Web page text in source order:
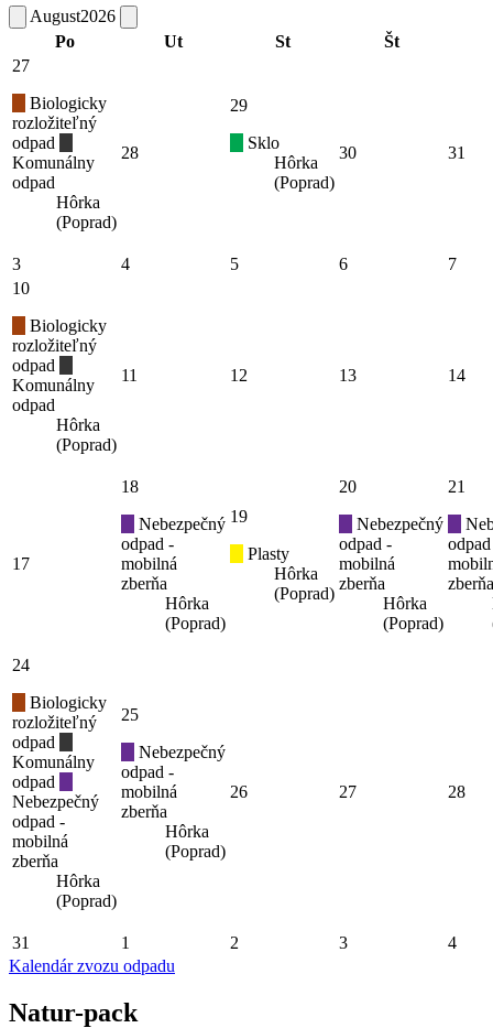
August2026
Po
Ut St Št
27
Biologicky
rozložiteľný
odpad
Komunálny
odpad
Hôrka
(Poprad)
28
29
Sklo
Hôrka
(Poprad)
30 31
3 4 5 6
7
10
Biologicky
rozložiteľný
odpad
Komunálny
odpad
Hôrka
(Poprad)
11 12 13 14
17
18
Nebezpečný
odpad -
mobilná
zberňa
Hôrka
(Poprad)
19
Plasty
Hôrka
(Poprad)
20
Nebezpečný
odpad -
mobilná
zberňa
Hôrka
(Poprad)
21
zberňa
24
Biologicky
rozložiteľný
odpad
Komunálny
odpad
Nebezpečný
odpad -
mobilná
zberňa
Hôrka
(Poprad)
25
Nebezpečný
odpad -
mobilná
zberňa
Hôrka
(Poprad)
26 27 28
31 1 2 3
4
Kalendár zvozu odpadu
Natur-pack